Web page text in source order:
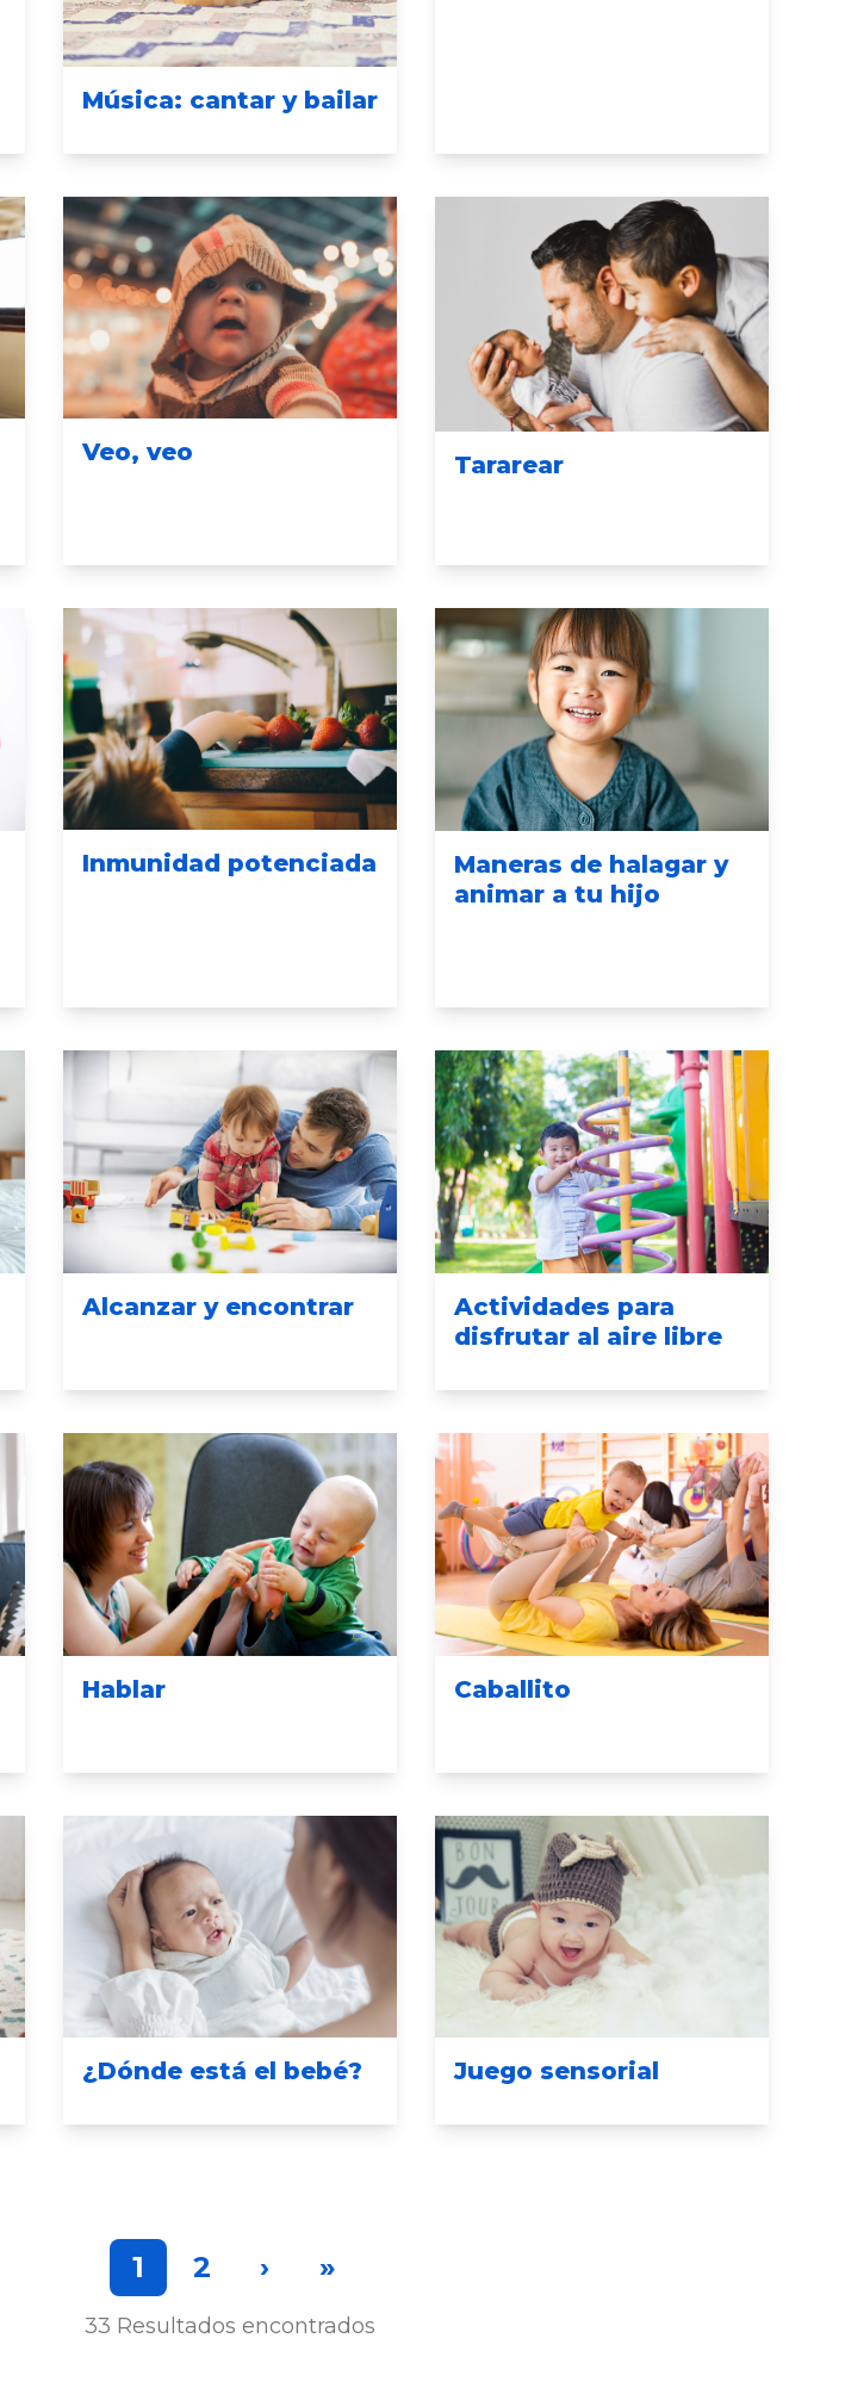
Música: cantar y bailar
Veo, veo Tararear
Inmunidad potenciada
Maneras de halagar y
animar a tu hijo
Alcanzar y encontrar
Actividades para
disfrutar al aire libre
Hablar Caballito
¿Dónde está el bebé? Juego sensorial
1 2 › »
33 Resultados encontrados